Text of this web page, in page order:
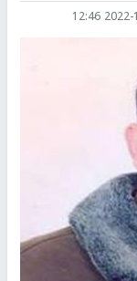
2022-